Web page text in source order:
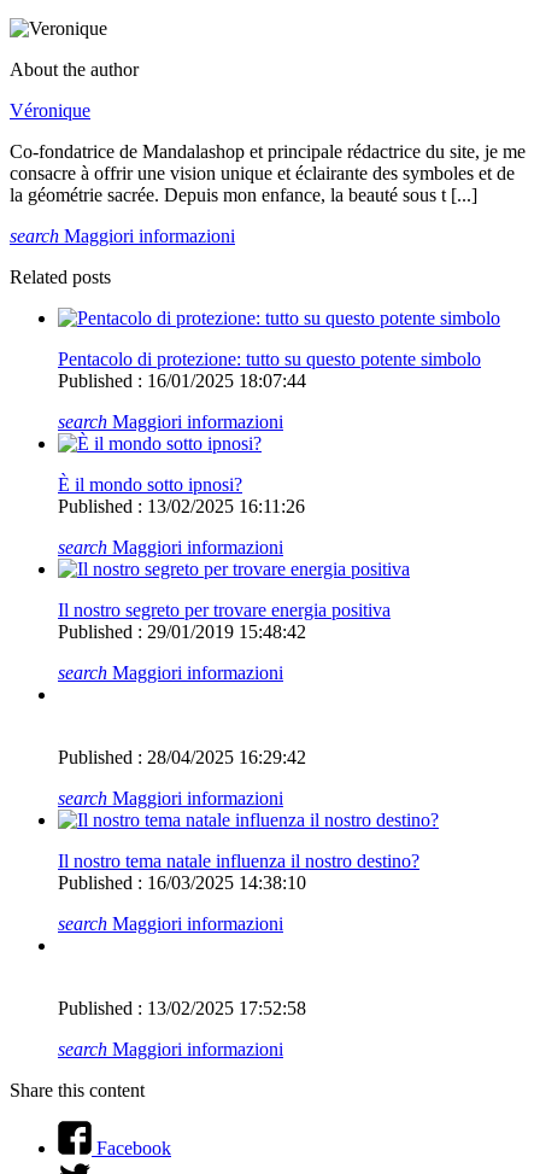
About the author
Véronique
Co-fondatrice de Mandalashop et principale rédactrice du site, je me
consacre à offrir une vision unique et éclairante des symboles et de
la géométrie sacrée. Depuis mon enfance, la beauté sous t [...]
search Maggiori informazioni
Related posts
Pentacolo di protezione: tutto su questo potente simbolo
Published : 16/01/2025 18:07:44
search Maggiori informazioni
È il mondo sotto ipnosi?
Published : 13/02/2025 16:11:26
search Maggiori informazioni
Il nostro segreto per trovare energia positiva
Published : 29/01/2019 15:48:42
search Maggiori informazioni
Published : 28/04/2025 16:29:42
search Maggiori informazioni
Il nostro tema natale influenza il nostro destino?
Published : 16/03/2025 14:38:10
search Maggiori informazioni
Published : 13/02/2025 17:52:58
search Maggiori informazioni
Share this content
Facebook